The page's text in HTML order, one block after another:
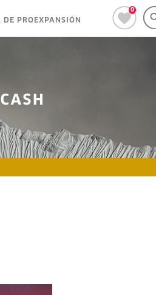
0
DE PROEXPANSIÓN